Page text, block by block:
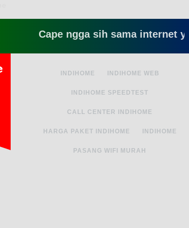
Cape ngga sih sama internet
INDIHOME INDIHOME WEB
INDIHOME SPEEDTEST
CALL CENTER INDIHOME
HARGA PAKET INDIHOME INDIHOME
PASANG WIFI MURAH